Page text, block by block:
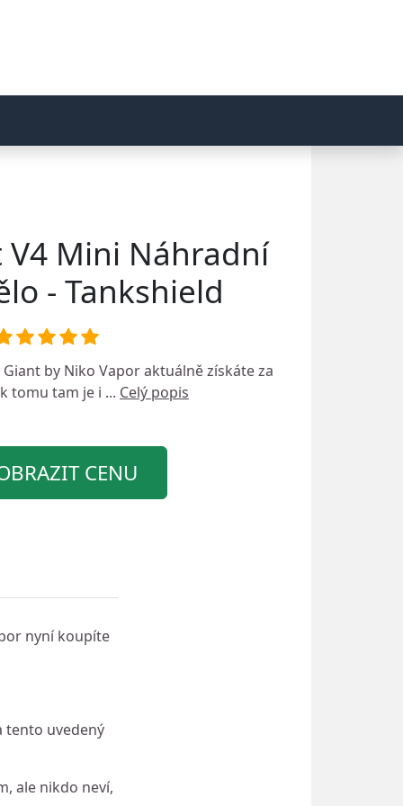
V4 Mini Náhradní
- Tankshield
by Niko Vaporaktuálně získáte za
tomu tam je i ... Celý popis
CENU
nyní koupíte
tento uvedený
ale nikdo neví,